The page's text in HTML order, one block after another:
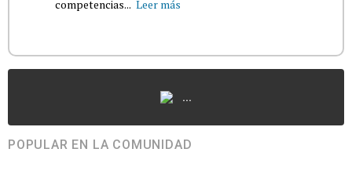
competencias... Leer más
...
POPULAR EN LA COMUNIDAD